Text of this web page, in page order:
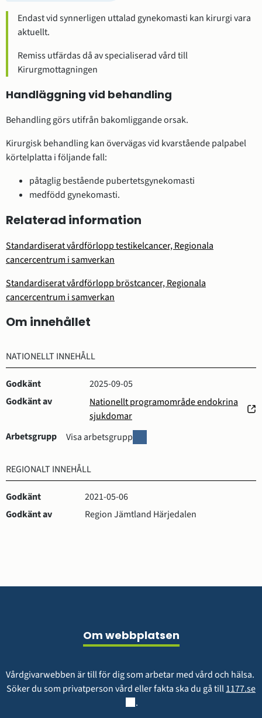
Endast vid synnerligen uttalad gynekomasti kan kirurgi vara
aktuellt.
Remiss utfärdas då av specialiserad vård till
Kirurgmottagningen
Handläggning vid behandling
Behandling görs utifrån bakomliggande orsak.
Kirurgisk behandling kan övervägas vid kvarstående palpabel
körtelplatta i följande fall:
påtaglig bestående pubertetsgynekomasti
medfödd gynekomasti.
Relaterad information
Standardiserat vårdförlopp testikelcancer, Regionala
cancercentrum i samverkan
Standardiserat vårdförlopp bröstcancer, Regionala
cancercentrum i samverkan
Om innehållet
NATIONELLT INNEHÅLL
Godkänt
2025-09-05
Godkänt av
Nationellt programområde endokrina
sjukdomar
(öppnas
nytt
Arbetsgrupp Visa arbetsgrupp
g
REGIONALT INNEHÅLL
Godkänt
2021-05-06
Godkänt av
Region Jämtland Härjedalen
Om webbplatsen
Vårdgivarwebben är till för dig som arbetar med vård och hälsa.
Söker du som privatperson vård eller fakta ska du gå till 1177.se
.